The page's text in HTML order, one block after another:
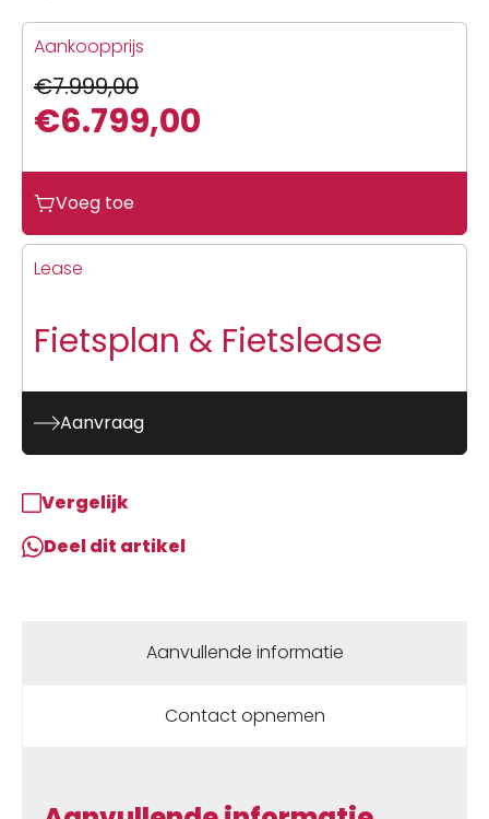
Aankoopprijs
€7.999,00
prijs
was:
€7.999,00.
€6.799,00
prijs
is:
€6.799,00.
Voeg toe
Lease
Fietsplan & Fietslease
Aanvraag
Vergelijk
Deel dit artikel
Aanvullende informatie
Contact opnemen